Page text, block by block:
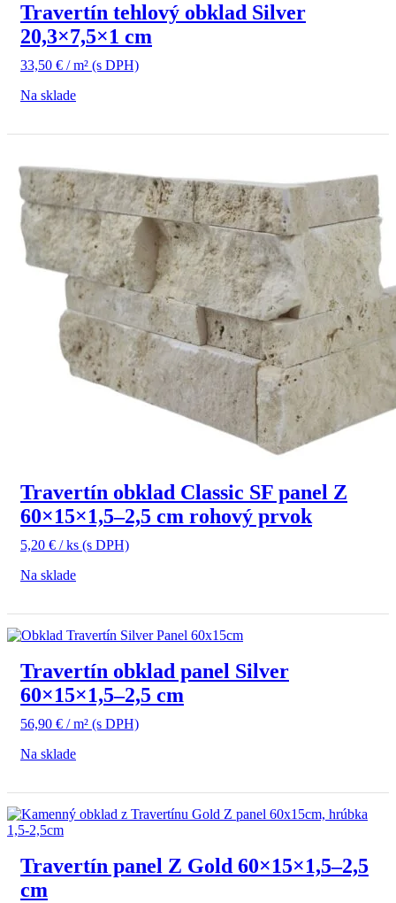
Travertín tehlový obklad Silver
20,3×7,5×1 cm
33,50 € / m² (s DPH)
Na sklade
Travertín obklad Classic SF panel Z
60×15×1,5–2,5 cm rohový prvok
5,20 € / ks (s DPH)
Na sklade
Travertín obklad panel Silver
60×15×1,5–2,5 cm
56,90 € / m² (s DPH)
Na sklade
Travertín panel Z Gold 60×15×1,5–2,5
cm